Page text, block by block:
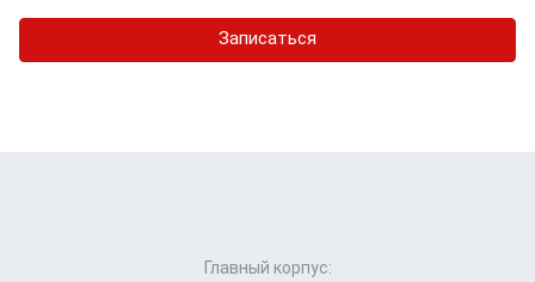
Записаться
Главный корпус: